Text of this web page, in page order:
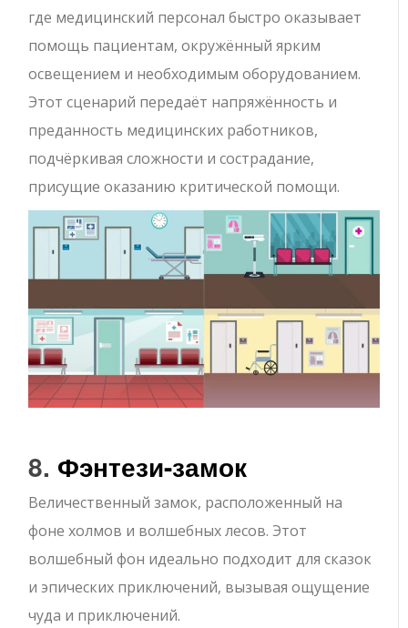
где медицинский персонал быстро оказывает
помощь пациентам, окружённый ярким
освещением и необходимым оборудованием.
Этот сценарий передаёт напряжённость и
преданность медицинских работников,
подчёркивая сложности и сострадание,
присущие оказанию критической помощи.
8. Фэнтези-замок
Величественный замок, расположенный на
фоне холмов и волшебных лесов. Этот
волшебный фон идеально подходит для сказок
и эпических приключений, вызывая ощущение
чуда и приключений.